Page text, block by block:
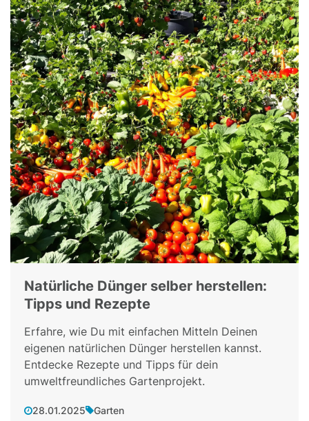
Natürliche Dünger selber herstellen:
Tipps und Rezepte
Erfahre, wie Du mit einfachen Mitteln Deinen
eigenen natürlichen Dünger herstellen kannst.
Entdecke Rezepte und Tipps für dein
umweltfreundliches Gartenprojekt.
28.01.2025 Garten